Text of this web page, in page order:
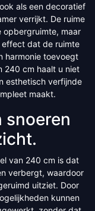
als een decoratief
verrijkt. De ruime
opbergruimte, maar
dat de ruimte
harmonie toevoegt
240 cm haalt u niet
esthetisch verfijnde
maakt.
snoeren
van 240 cm is dat
verbergt, waardoor
uitziet. Door
kunnen